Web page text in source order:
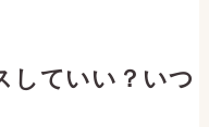
していい？いつ